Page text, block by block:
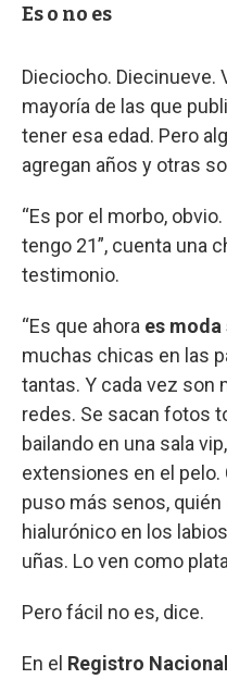
Es o no es
Dieciocho. Diecinueve.
mayoría de las que
tener esa edad. Pero
agregan años y otras
“Es por el morbo,
tengo 21”, cuenta una
testimonio.
“Es que ahora es
muchas chicas en las
tantas. Y cada vez son
redes. Se sacan fotos
bailando en una sala
extensiones en el
puso más senos,
hialurónico en los
uñas. Lo ven como
Pero fácil no es, dice.
En el Registro